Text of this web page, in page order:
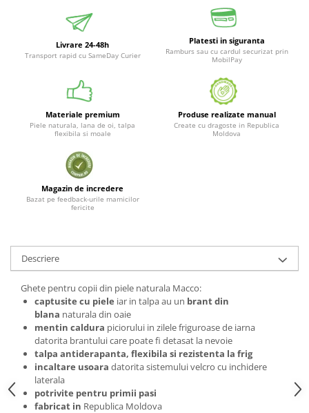
Livrare 24-48h
Transport rapid cu SameDay Curier
Platesti in siguranta
Ramburs sau cu cardul securizat prin
MobilPay
Materiale premium
Piele naturala, lana de oi, talpa
flexibila si moale
Produse realizate manual
Create cu dragoste in Republica
Moldova
Magazin de incredere
Bazat pe feedback-urile mamicilor
fericite
Descriere
Ghete pentru copii din piele naturala Macco:
captusite cu piele iar in talpa au un brant din
blana naturala din oaie
mentin caldura piciorului in zilele friguroase de iarna
datorita brantului care poate fi detasat la nevoie
talpa antiderapanta, flexibila si rezistenta la frig
incaltare usoara datorita sistemului velcro cu inchidere
laterala
potrivite pentru primii pasi
fabricat in Republica Moldova